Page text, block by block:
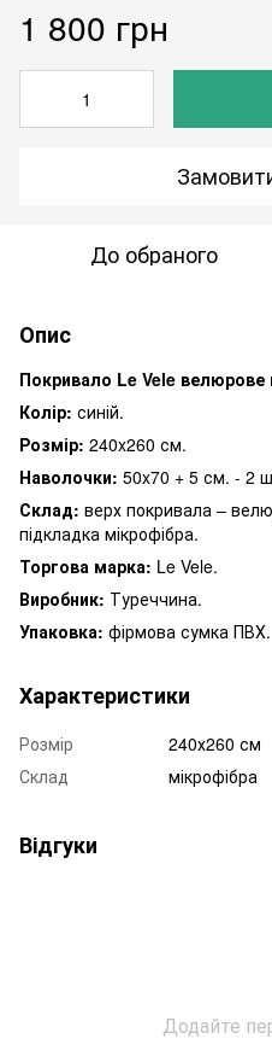
1 800 грн
До обраного
Опис
Покривало Le Vele велюрове
Колір: синій.
Розмір: 240x260 см.
Наволочки: 50x70 + 5 см. - 2
Склад: верх покривала –
підкладка мікрофібра.
Торгова марка: Le Vele.
Виробник: Туреччина.
Упаковка: фірмова сумка ПВХ.
Характеристики
Розмір
240х260 см
Склад
мікрофібра
Відгуки
Додайте